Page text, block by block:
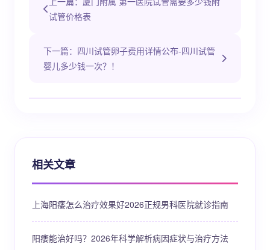
试管价格表
下一篇：四川试管卵子费用详情公布-四川试管
婴儿多少钱一次？！
相关文章
上海阳痿怎么治疗效果好2026正规男科医院就诊指南
阳痿能治好吗？2026年科学解析病因症状与治疗方法